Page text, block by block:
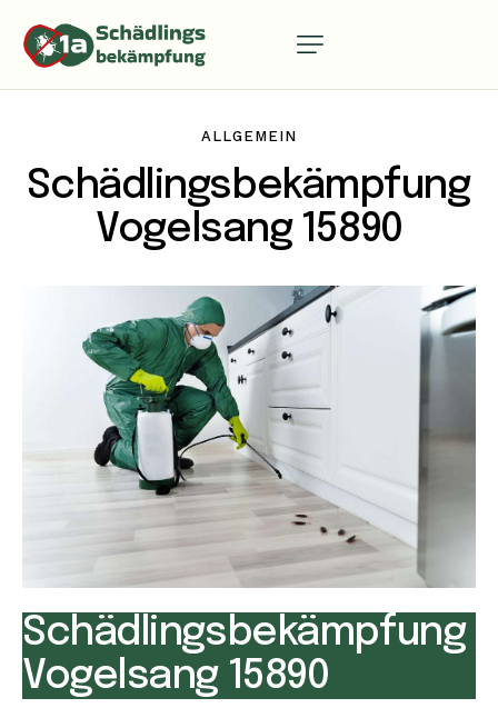
ALLGEMEIN
Schädlingsbekämpfung
Vogelsang 15890
Schädlingsbekämpfung
Vogelsang 15890